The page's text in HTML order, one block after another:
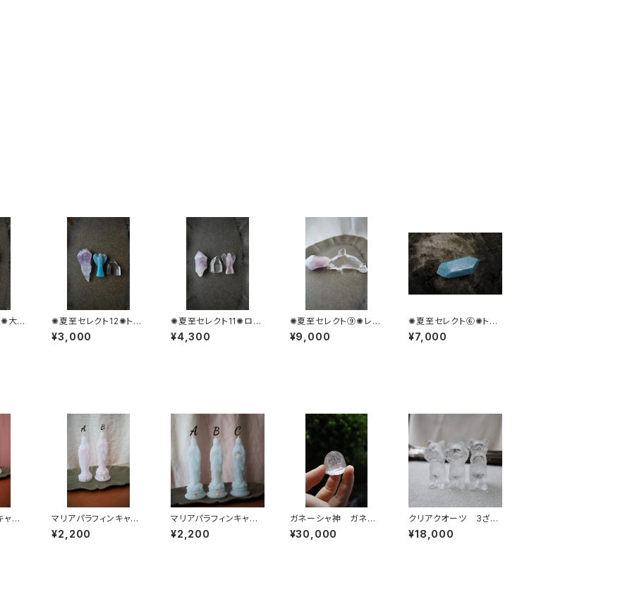
大天
✺夏至セレクト12✺トロ
レアイトエンジェル
¥3,000
✺夏至セレクト11✺ロー
ズエンジェル
¥4,300
✺夏至セレクト⑨✺レム
リアンドルフィンクリス
タル＆スノーキャップア
¥9,000
✺夏至セレクト⑥✺トロ
レアイト
¥7,000
ャン
マリアパラフィンキャン
ドル ライトピンク
¥2,200
マリアパラフィンキャン
ドル ペールブルー
¥2,200
ガネーシャ神 ガネー
シュヒマール
¥30,000
クリアクオーツ 3ざる
猫
¥18,000